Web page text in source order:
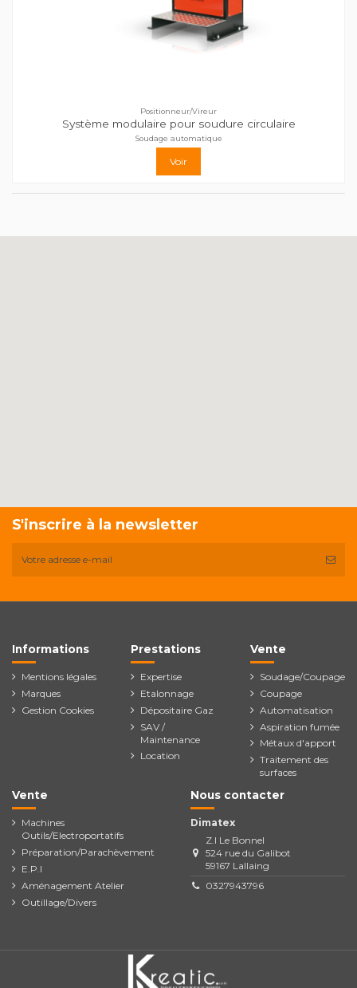
Positionneur/Vireur
Système modulaire pour soudure circulaire
Soudage automatique
Voir
S'inscrire à la newsletter
Informations
Mentions légales
Marques
Gestion Cookies
Prestations
Expertise
Etalonnage
Dépositaire Gaz
SAV /
Maintenance
Location
Vente
Soudage/Coupage
Coupage
Automatisation
Aspiration fumée
Métaux d'apport
Traitement des
surfaces
Vente
Machines
Outils/Electroportatifs
Préparation/Parachèvement
E.P.I
Aménagement Atelier
Outillage/Divers
Nous contacter
Dimatex
Z.I Le Bonnel
524 rue du Galibot
59167 Lallaing
0327943796